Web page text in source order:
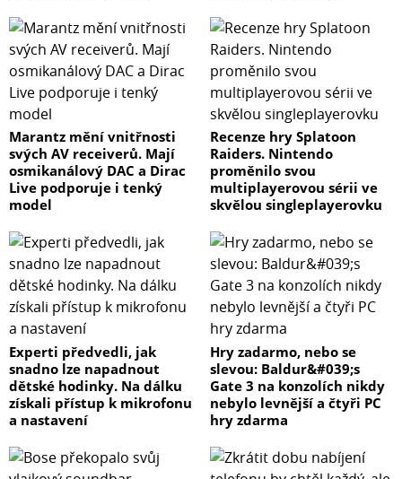
Marantz mění vnitřnosti
svých AV receiverů. Mají
osmikanálový DAC a Dirac
Live podporuje i tenký
model
Recenze hry Splatoon
Raiders. Nintendo
proměnilo svou
multiplayerovou sérii ve
skvělou singleplayerovku
Experti předvedli, jak
snadno lze napadnout
dětské hodinky. Na dálku
získali přístup k mikrofonu
a nastavení
Hry zadarmo, nebo se
slevou: Baldur&#039;s
Gate 3 na konzolích nikdy
nebylo levnější a čtyři PC
hry zdarma